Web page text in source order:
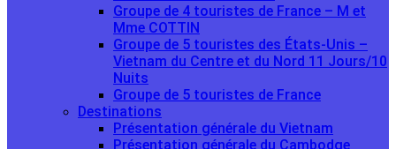
Groupe de 4 touristes de France – M et
Mme COTTIN
Groupe de 5 touristes des États-Unis –
Vietnam du Centre et du Nord 11 Jours/10
Nuits
Groupe de 5 touristes de France
Destinations
Présentation générale du Vietnam
Présentation générale du Cambodge